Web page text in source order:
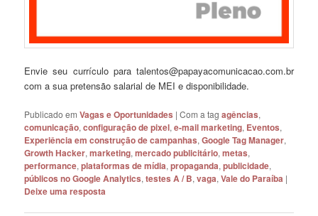
Envie seu currículo para talentos@papayacomunicacao.com.br
com a sua pretensão salarial de MEI e disponibilidade.
Publicado em Vagas e Oportunidades |Com a tagagências,
comunicação,configuração de pixel,e-mail marketing, Eventos,
Experiência em construção de campanhas,Google Tag Manager,
Growth Hacker,marketing,mercado publicitário,metas,
performance,plataformas de mídia,propaganda,publicidade,
públicos no Google Analytics,testes A / B,vaga,Vale do Paraíba |
Deixe uma resposta